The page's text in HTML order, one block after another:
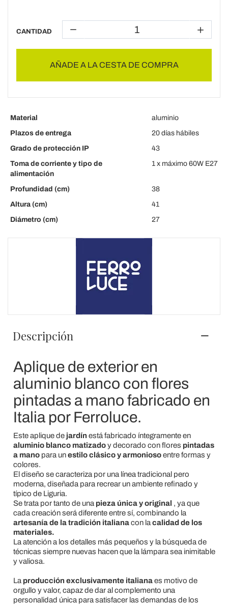
CANTIDAD
AÑADE A LA CESTA DE COMPRA
Material
aluminio
Plazos de entrega
20 días hábiles
Grado de protección IP
43
Toma de corriente y tipo de
alimentación
1 x máximo 60W E27
Profundidad (cm)
38
Altura (cm)
41
Diámetro (cm)
27
Descripción
Aplique de exterior en
aluminio blanco con flores
pintadas a mano fabricado en
Italia por Ferroluce.
Este aplique de jardín está fabricado íntegramente en
aluminio blanco matizadoy decorado con flores pintadas
a manopara unestilo clásico y armoniosoentre formas y
colores.
El diseño se caracteriza por una línea tradicional pero
moderna, diseñada para recrear un ambiente refinado y
típico de Liguria.
Se trata por tanto de una pieza única y original , ya que
cada creación será diferente entre sí, combinando la
artesanía de la tradición italianacon la calidad de los
materiales.
La atención a los detalles más pequeños y la búsqueda de
técnicas siempre nuevas hacen que la lámpara sea inimitable
y valiosa.
La producción exclusivamente italianaes motivo de
orgullo y valor, capaz de dar al complemento una
personalidad única para satisfacer las demandas de los